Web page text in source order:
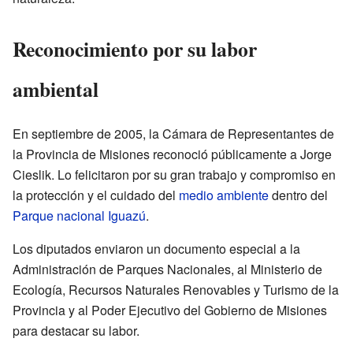
Reconocimiento por su labor
ambiental
En septiembre de 2005, la Cámara de Representantes de
la Provincia de Misiones reconoció públicamente a Jorge
Cieslik. Lo felicitaron por su gran trabajo y compromiso en
la protección y el cuidado del medio ambientedentro del
Parque nacional Iguazú.
Los diputados enviaron un documento especial a la
Administración de Parques Nacionales, al Ministerio de
Ecología, Recursos Naturales Renovables y Turismo de la
Provincia y al Poder Ejecutivo del Gobierno de Misiones
para destacar su labor.